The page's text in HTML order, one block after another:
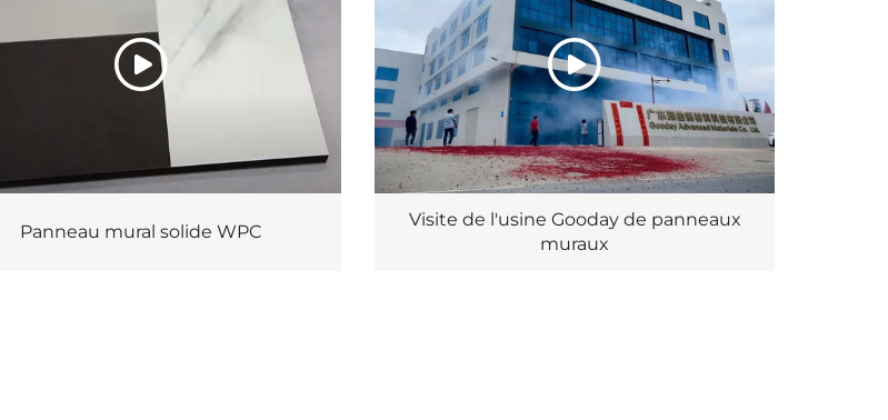
Panneau mural solide WPC
Visite de l'usine Gooday de panneaux
muraux